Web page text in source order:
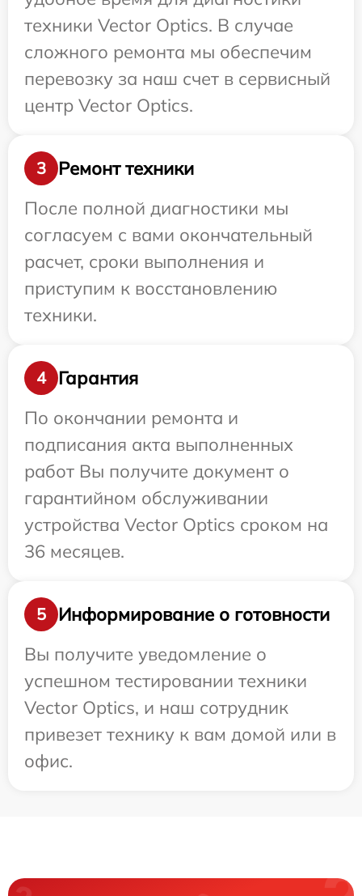
техники Vector Optics. В случае
сложного ремонта мы обеспечим
перевозку за наш счет в сервисный
центр Vector Optics.
3
Ремонт техники
После полной диагностики мы
согласуем с вами окончательный
расчет, сроки выполнения и
приступим к восстановлению
техники.
4
Гарантия
По окончании ремонта и
подписания акта выполненных
работ Вы получите документ о
гарантийном обслуживании
устройства Vector Optics сроком на
36 месяцев.
5
Информирование о готовности
Вы получите уведомление о
успешном тестировании техники
Vector Optics, и наш сотрудник
привезет технику к вам домой или в
офис.